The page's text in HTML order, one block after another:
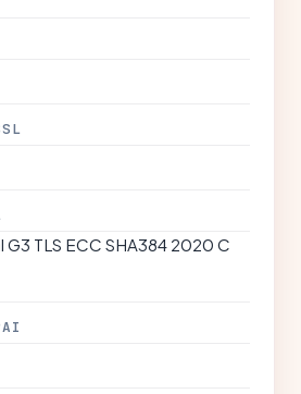
TLS ECC SHA384 2020 C